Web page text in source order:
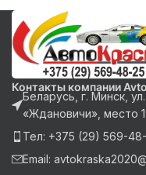
Контакты компании
Беларусь, г. Минск,
«Ждановичи», место
Тел: +375 (29) 569-
Email: